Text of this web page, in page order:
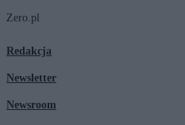
Zero.pl
Redakcja
Newsletter
Newsroom